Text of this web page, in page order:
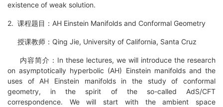
existence of weak solution.
2. 课程题目：AH Einstein Manifolds and Conformal Geometry
授课教师：Qing Jie, University of California, Santa Cruz
内容简介：In these lectures, we will introduce the research
on asymptotically hyperbolic (AH) Einstein manifolds and the
uses of AH Einstein manifolds in the study of conformal
geometry, in the spirit of the so-called AdS/CFT
correspondence. We will start with the ambient space